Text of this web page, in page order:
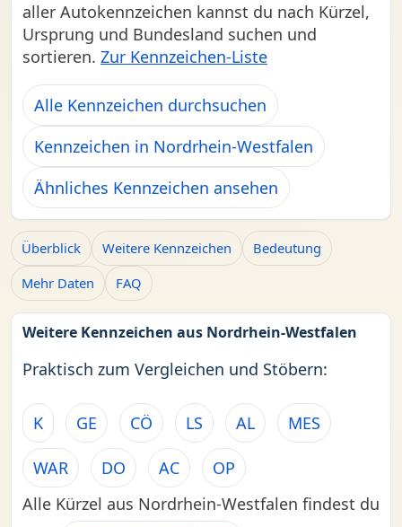
aller Autokennzeichen kannst du nach Kürzel,
Ursprung und Bundesland suchen und
sortieren. Zur Kennzeichen-Liste
Alle Kennzeichen durchsuchen
Kennzeichen in Nordrhein-Westfalen
Ähnliches Kennzeichen ansehen
Überblick Weitere Kennzeichen
Bedeutung
Mehr Daten
FAQ
Weitere Kennzeichen aus Nordrhein-Westfalen
Praktisch zum Vergleichen und Stöbern:
K GE CÖ LS AL MES
WAR DO AC
OP
Alle Kürzel aus Nordrhein-Westfalen findest du